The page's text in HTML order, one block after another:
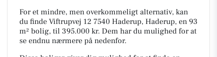
For et mindre, men overkommeligt alternativ, kan
du finde Viftrupvej 12 7540 Haderup, Haderup, en 93
m² bolig, til 395.000 kr. Dem har du mulighed for at
se endnu nærmere på nedenfor.